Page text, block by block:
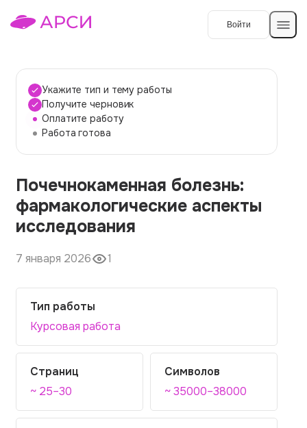
Войти
Темы работ
О сервисе
О компании
Наши гарантии
Вопросы и ответы
Контакты
Укажите тип и тему работы
Получите черновик
Оплатите работу
Работа готова
Почечнокаменная болезнь:
фармакологические аспекты
исследования
7 января 2026 1
Тип работы
Курсовая работа
Страниц
~ 25–30
Символов
~ 35000–38000